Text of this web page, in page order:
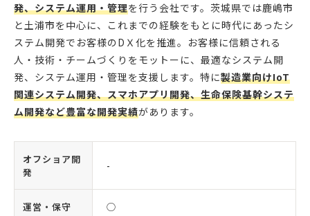
発、システム運用・管理を行う会社です。茨城県では鹿嶋市
と土浦市を中心に、これまでの経験をもとに時代にあったシ
ステム開発でお客様のDＸ化を推進。お客様に信頼される
人・技術・チームづくりをモットーに、最適なシステム開
発、システム運用・管理を支援します。特に製造業向けIoT
関連システム開発、スマホアプリ開発、生命保険基幹システ
ム開発など豊富な開発実績があります。
オフショア開
発
-
運営・保守 ◯